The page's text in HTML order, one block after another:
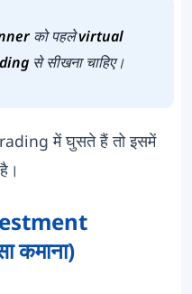
को पहलेvirtual
से सीखना चाहिए।
में घुसते हैं तो इसमें
कमाना)